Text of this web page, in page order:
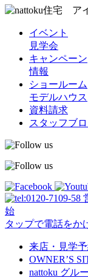
イベント
見学会
キャンペーン
情報
ショールーム
モデルハウス
資料請求
スタッフブ
始
タップで電話をか
来店・見学
OWNER’S
nattoku グル